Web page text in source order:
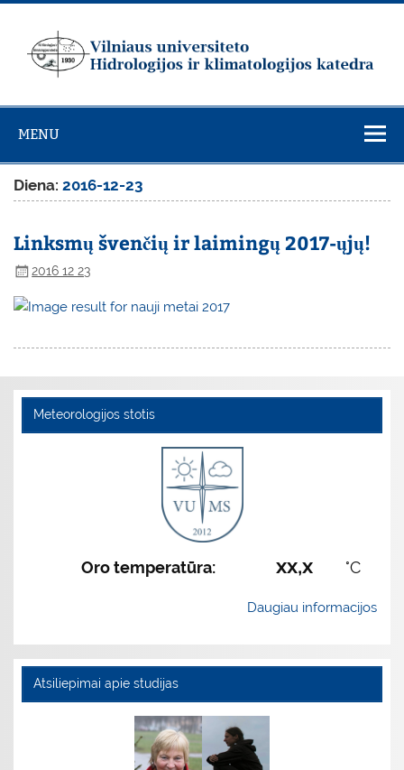
Skip
universiteto
Hidrologijos ir
klimatologijos
katedra
MENU
Diena:2016-12-23
Linksmų švenčių ir laimingų 2017-ųjų!
2016 12 23
Meteorologijos stotis
Oro temperatūra: xx,x °C
Daugiau informacijos
Atsiliepimai apie studijas